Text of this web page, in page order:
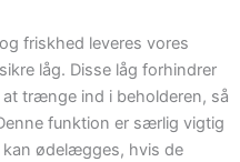
friskhed leveres vores
låg. Disse låg forhindrer
trænge ind i beholderen, så
funktion er særlig vigtig
ødelægges, hvis de